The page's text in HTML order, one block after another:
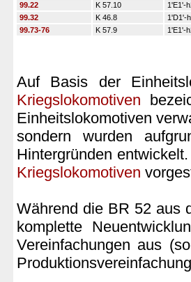
99.22
K 57.10
1'E1'-
99.32
K 46.8
1'D1'-
99.73-76
K 57.9 1'E1'-
Auf Basis der
Kriegslokomotiven
Einheitslokomotiven
sondern wurden
Hintergründen
Kriegslokomotiven
Während die BR 52 aus
komplette
Vereinfachungen aus